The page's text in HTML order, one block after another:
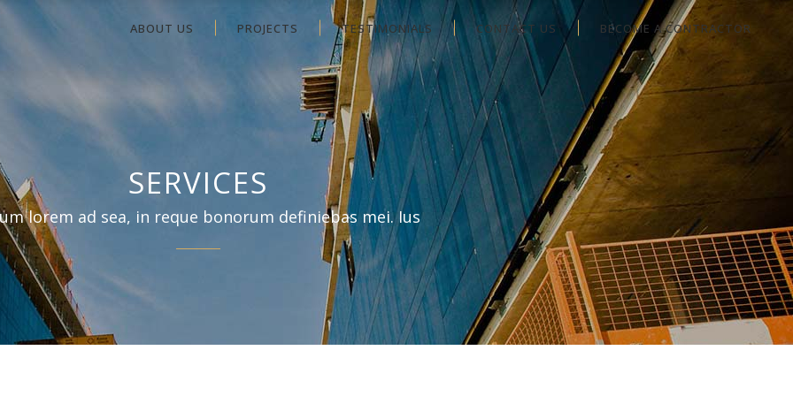
ABOUT US PROJECTS TESTIMONIALS CONTACT US BECOME A CONTRACTOR
SERVICES
lorem ad sea, in reque bonorum definiebas mei. Ius